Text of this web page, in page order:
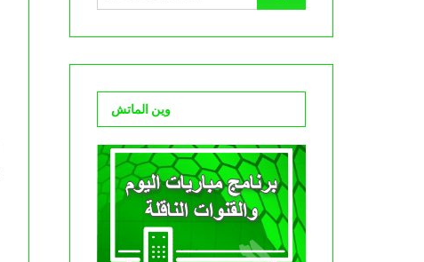
وين الماتش